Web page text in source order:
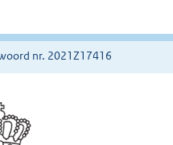
nr. 2021Z17416